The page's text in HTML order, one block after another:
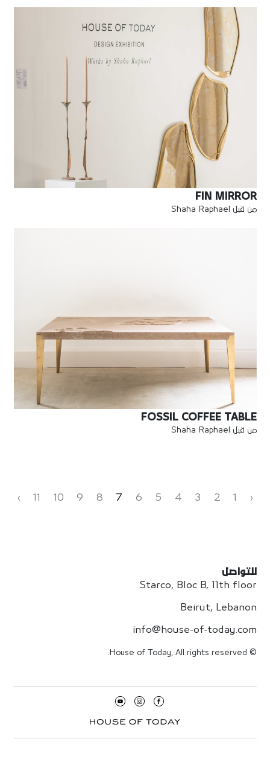
FIN MIRROR
من قبل Shaha Raphael
FOSSIL COFFEE TABLE
من قبل Shaha Raphael
‹
2
3
4
5
6
7
8
9
10
›
للتواصل
Starco, Bloc B, 11th floor
Beirut, Lebanon
info@house-of-today.com
© House of Today, All rights reserved.